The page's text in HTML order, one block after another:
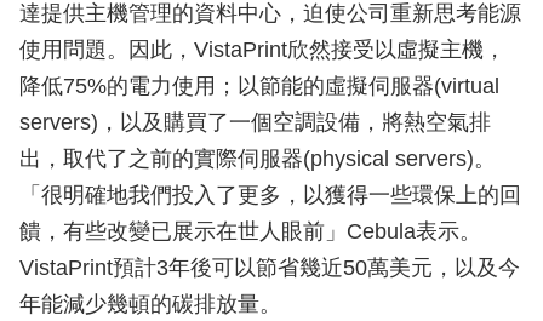
達提供主機管理的資料中心，迫使公司重新思考能源
使用問題。因此，VistaPrint欣然接受以虛擬主機，
降低75%的電力使用；以節能的虛擬伺服器(virtual
servers)，以及購買了一個空調設備，將熱空氣排
出，取代了之前的實際伺服器(physical servers)。
「很明確地我們投入了更多，以獲得一些環保上的回
饋，有些改變已展示在世人眼前」Cebula表示。
VistaPrint預計3年後可以節省幾近50萬美元，以及今
年能減少幾頓的碳排放量。